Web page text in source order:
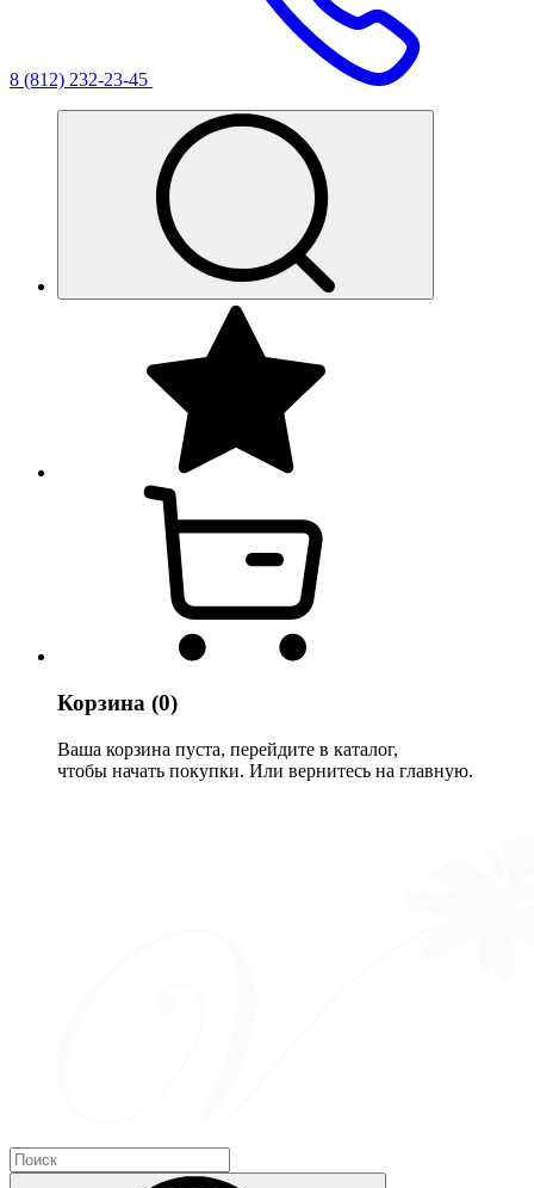
8 (812) 232-23-45
Корзина (0)
Ваша корзина пуста, перейдите в каталог,
чтобы начать покупки. Или вернитесь на главную.